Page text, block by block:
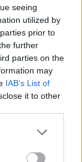
seeing
utilized by
prior to
further
parties on the
may
IAB’s List of
it to other
more Google
may click to
στην